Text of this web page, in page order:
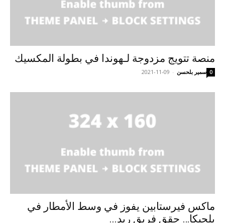
منصة تتويج مزدوجة لـهوندا في بطولة المكسيك
سمير بلحسن -
2021-11-09 0
ماكس فيرستابين يفوز في وسط الأمطار في
بلجيكا… حقق فريق ريد...